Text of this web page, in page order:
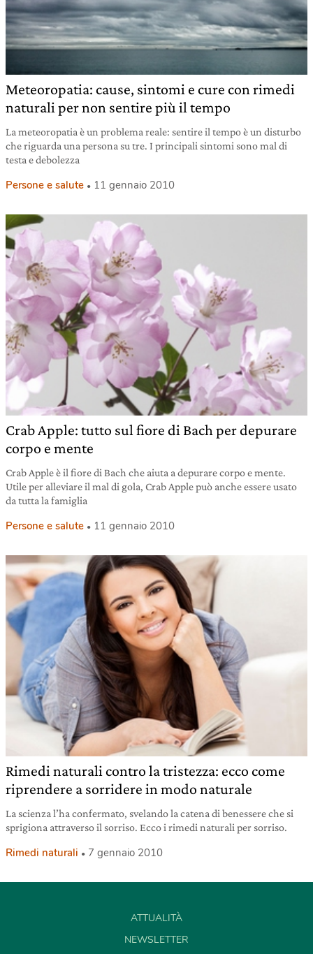
Meteoropatia: cause, sintomi e cure con rimedi
naturali per non sentire più il tempo
La meteoropatia è un problema reale: sentire il tempo è un disturbo
che riguarda una persona su tre. I principali sintomi sono mal di
testa e debolezza
Persone e salute 11 gennaio 2010
Crab Apple: tutto sul fiore di Bach per depurare
corpo e mente
Crab Apple è il fiore di Bach che aiuta a depurare corpo e mente.
Utile per alleviare il mal di gola, Crab Apple può anche essere usato
da tutta la famiglia
Persone e salute 11 gennaio 2010
Rimedi naturali contro la tristezza: ecco come
riprendere a sorridere in modo naturale
La scienza l’ha confermato, svelando la catena di benessere che si
sprigiona attraverso il sorriso. Ecco i rimedi naturali per sorriso.
Rimedi naturali 7 gennaio 2010
ATTUALITÀ
NEWSLETTER